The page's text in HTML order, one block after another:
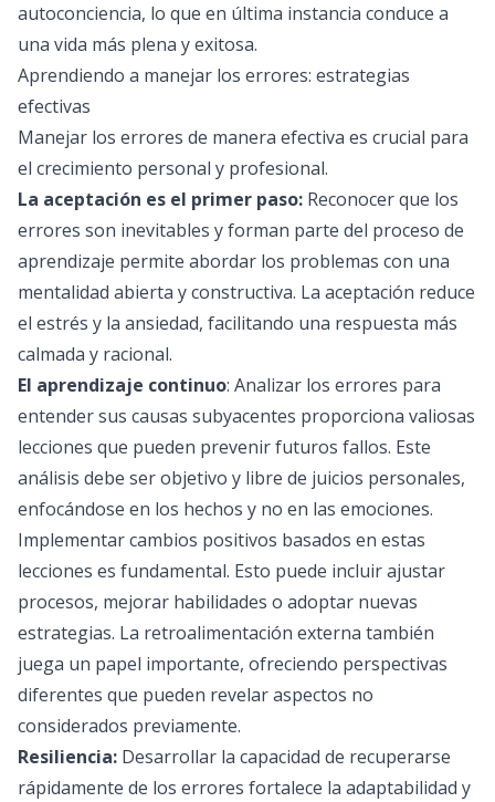
autoconciencia, lo que en última instancia conduce a
una vida más plena y exitosa.
Aprendiendo a manejar los errores: estrategias
efectivas
Manejar los errores de manera efectiva es crucial para
el crecimiento personal y profesional.
La aceptación es el primer paso: Reconocer que los
errores son inevitables y forman parte del proceso de
aprendizaje permite abordar los problemas con una
mentalidad abierta y constructiva. La aceptación reduce
el estrés y la ansiedad, facilitando una respuesta más
calmada y racional.
El aprendizaje continuo: Analizar los errores para
entender sus causas subyacentes proporciona valiosas
lecciones que pueden prevenir futuros fallos. Este
análisis debe ser objetivo y libre de juicios personales,
enfocándose en los hechos y no en las emociones.
Implementar cambios positivos basados en estas
lecciones es fundamental. Esto puede incluir ajustar
procesos, mejorar habilidades o adoptar nuevas
estrategias. La retroalimentación externa también
juega un papel importante, ofreciendo perspectivas
diferentes que pueden revelar aspectos no
considerados previamente.
Resiliencia: Desarrollar la capacidad de recuperarse
rápidamente de los errores fortalece la adaptabilidad y